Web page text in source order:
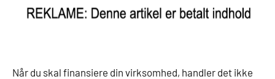
Når du skal finansiere din virksomhed, handler det ikke